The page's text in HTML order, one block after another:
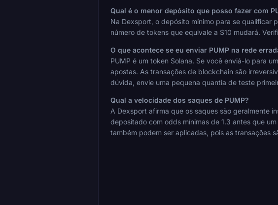
Qual é o menor depósito que posso fazer com
Na Dexsport, o depósito mínimo para se qualificar
número de tokens que equivale a $10 mudará.
O que acontece se eu enviar PUMP na rede
PUMP é um token Solana. Se você enviá-lo para
apostas. As transações de blockchain são
dúvida, envie uma pequena quantia de teste
Qual a velocidade dos saques de PUMP?
A Dexsport afirma que os saques são geralmente
depositado com odds mínimas de 1.3 antes que
também podem ser aplicadas, pois as transações